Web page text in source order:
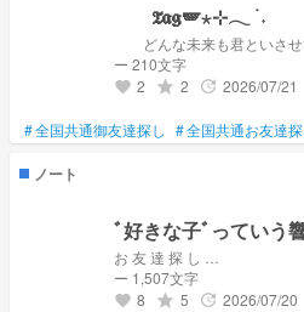
𝔗𝔞𝔤🪽⋆⊹𓂃 ࣪ ˖
どんな未来も君といさ
ー 210文字
favorite 2 grade 2 update 2026/07/21
#全国共通御友達探し #全国共通お友達探
ノート
ﾞ好きな子‪‪‪︎︎ﾞっ
お 友 達 探 し …
ー 1,507文字
favorite 8 grade 5 update 2026/07/20